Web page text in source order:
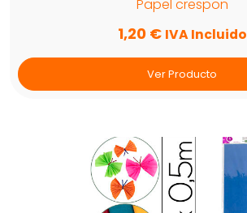
Papel crespon
1,20 € IVA Incluido
Ver Producto